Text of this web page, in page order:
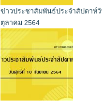
ข่าวประชาสัมพันธ์ประจำสัปดาห์
ตุลาคม 2564